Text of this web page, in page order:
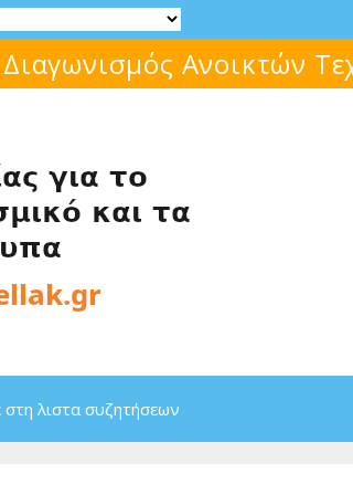
Ανοικτών
στη λιστα συζητήσεων